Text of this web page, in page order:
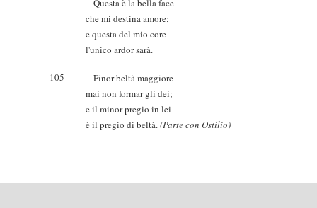
Questa è la bella face
che mi destina amore;
e questa del mio core
l'unico ardor sarà.
105
Finor beltà maggiore
mai non formar gli dei;
e il minor pregio in lei
è il pregio di beltà.(Parte con Ostilio)